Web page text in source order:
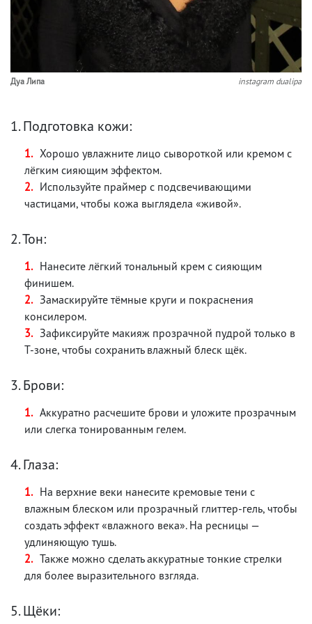
Дуа Липа instagram dualipa
1. Подготовка кожи:
Хорошо увлажните лицо сывороткой или кремом с
лёгким сияющим эффектом.
Используйте праймер с подсвечивающими
частицами, чтобы кожа выглядела «живой».
2. Тон:
Нанесите лёгкий тональный крем с сияющим
финишем.
Замаскируйте тёмные круги и покраснения
консилером.
Зафиксируйте макияж прозрачной пудрой только в
Т-зоне, чтобы сохранить влажный блеск щёк.
3. Брови:
Аккуратно расчешите брови и уложите прозрачным
или слегка тонированным гелем.
4. Глаза:
На верхние веки нанесите кремовые тени с
влажным блеском или прозрачный глиттер-гель, чтобы
создать эффект «влажного века». На ресницы —
удлиняющую тушь.
Также можно сделать аккуратные тонкие стрелки
для более выразительного взгляда.
5. Щёки: